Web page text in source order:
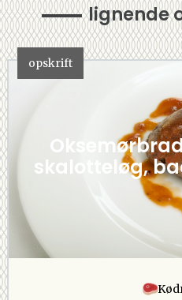
lignende
opskrift
skalotteløg,